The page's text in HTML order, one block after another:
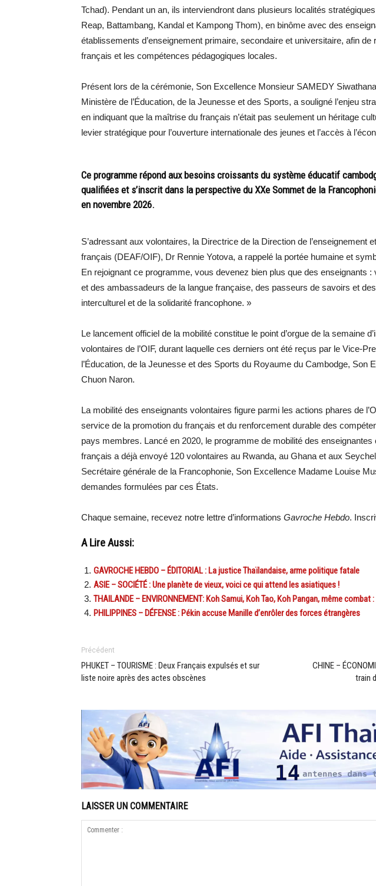
Tchad). Pendant un an, ils interviendront dans plusieurs localités
Reap, Battambang, Kandal et Kampong Thom), en binôme avec des
établissements d’enseignement primaire, secondaire et universitaire, afin de
français et les compétences pédagogiques locales.
Présent lors de la cérémonie, Son Excellence Monsieur SAMEDY
Ministère de l’Éducation, de la Jeunesse et des Sports, a souligné l’enjeu
en indiquant que la maîtrise du français n’était pas seulement un héritage
levier stratégique pour l’ouverture internationale des jeunes et l’accès à
Ce programme répond aux besoins croissants du système éducatif
qualifiées et s’inscrit dans la perspective du XXe Sommet de la
en novembre 2026.
S’adressant aux volontaires, la Directrice de la Direction de l’enseignement
français (DEAF/OIF), Dr Rennie Yotova, a rappelé la portée humaine et
En rejoignant ce programme, vous devenez bien plus que des enseignants
et des ambassadeurs de la langue française, des passeurs de savoirs et
interculturel et de la solidarité francophone. »
Le lancement officiel de la mobilité constitue le point d’orgue de la semaine
volontaires de l’OIF, durant laquelle ces derniers ont été reçus par le Vice-
l’Éducation, de la Jeunesse et des Sports du Royaume du Cambodge, Son
Chuon Naron.
La mobilité des enseignants volontaires figure parmi les actions phares de
service de la promotion du français et du renforcement durable des
pays membres. Lancé en 2020, le programme de mobilité des enseignantes
français a déjà envoyé 120 volontaires au Rwanda, au Ghana et aux
Secrétaire générale de la Francophonie, Son Excellence Madame Louise
demandes formulées par ces États.
Chaque semaine, recevez notre lettre d’informations Gavroche Hebdo.
A Lire Aussi:
GAVROCHE HEBDO – ÉDITORIAL : La justice Thaïlandaise, arme politique fatale
ASIE – SOCIÉTÉ : Une planète de vieux, voici ce qui attend les asiatiques !
THAILANDE – ENVIRONNEMENT: Koh Samui, Koh Tao, Koh Pangan, même combat
PHILIPPINES – DÉFENSE : Pékin accuse Manille d’enrôler des forces étrangères
Précédent
PHUKET – TOURISME : Deux Français expulsés et sur
liste noire après des actes obscènes
CHINE –
train
LAISSER UN COMMENTAIRE